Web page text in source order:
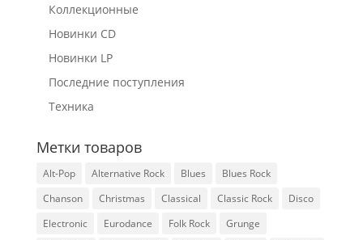
Коллекционные
Новинки CD
Новинки LP
Последние поступления
Техника
Метки товаров
Alt-Pop Alternative Rock Blues
Blues Rock
Chanson
Christmas Classical Classic Rock
Disco
Electronic
Eurodance Folk Rock
Grunge